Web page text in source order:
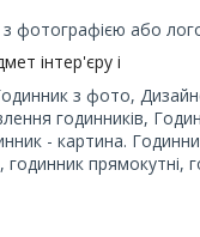
з фотографією або
інтер'єру і
з фото,
годинників,
- картина.
прямокутні,